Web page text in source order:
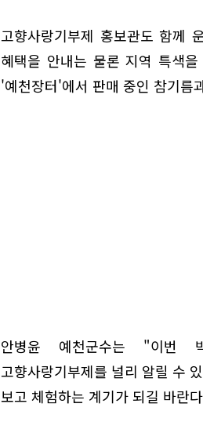
고향사랑기부제 홍보관도 함께
혜택을 안내는 물론 지역 특색
'예천장터'에서 판매 중인 참기름
안병윤 예천군수는 "이번
고향사랑기부제를 널리 알릴 수
보고 체험하는 계기가 되길 바란